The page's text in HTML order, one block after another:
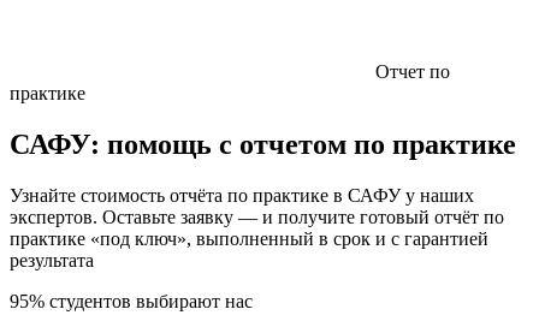
Отчет по
практике
САФУ: помощь с отчетом по практике
Узнайте стоимость отчёта по практике в САФУ у наших
экспертов. Оставьте заявку — и получите готовый отчёт по
практике «под ключ», выполненный в срок и с гарантией
результата
95% студентов выбирают нас